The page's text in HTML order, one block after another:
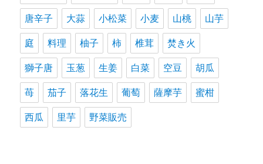
唐辛子 大蒜 小松菜 小麦 山桃 山芋
庭 料理 柚子 柿 椎茸 焚き火
獅子唐 玉葱 生姜 白菜 空豆 胡瓜
苺 茄子 落花生 葡萄 薩摩芋 蜜柑
西瓜 里芋 野菜販売